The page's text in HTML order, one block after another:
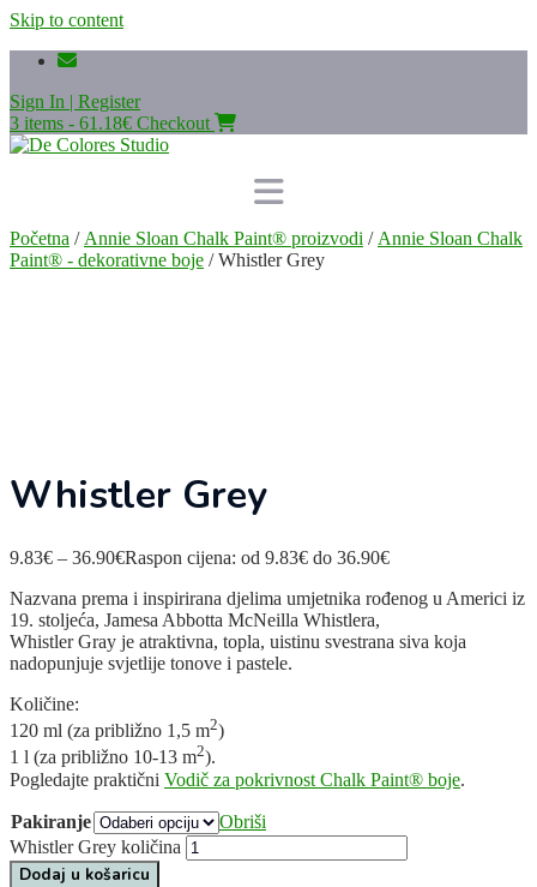
Skip to content
Sign In | Register
3 items - 61.18€ Checkout
Početna / Annie Sloan Chalk Paint® proizvodi / Annie Sloan Chalk
Paint® - dekorativne boje / Whistler Grey
Whistler Grey
9.83€ – 36.90€Raspon cijena: od 9.83€ do 36.90€
Nazvana prema i inspirirana djelima umjetnika rođenog u Americi iz
19. stoljeća, Jamesa Abbotta McNeilla Whistlera,
Whistler Gray je atraktivna, topla, uistinu svestrana siva koja
nadopunjuje svjetlije tonove i pastele.
Količine:
120 ml (za približno 1,5 m2)
1 l (za približno 10-13 m2).
Pogledajte praktični Vodič za pokrivnost Chalk Paint® boje.
Pakiranje
Obriši
Whistler Grey količina
Dodaj u košaricu